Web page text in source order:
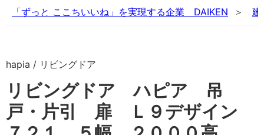
「ずっと ここちいいね」を実現する企業 DAIKEN 建
hapia / リビングドア
リビングドア ハピア 吊
戸・片引 扉 Ｌ９デザイン